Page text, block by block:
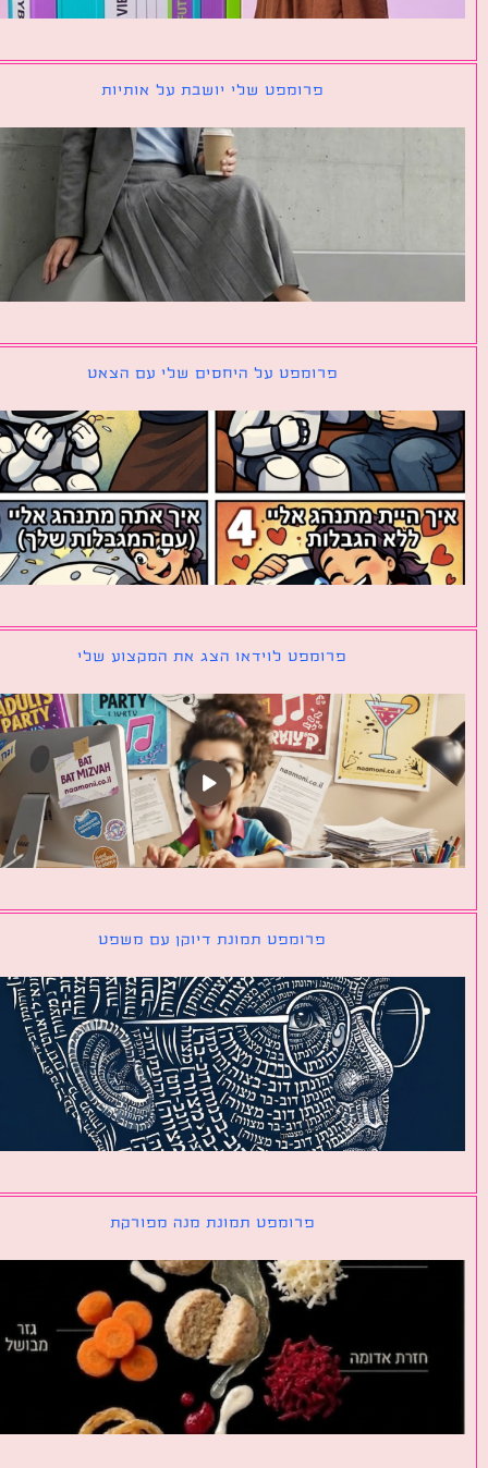
פרומפט שלי יושבת על אותיות
פרומפט על היחסים שלי עם הצאט
פרומפט לוידאו הצג את המקצוע שלי
פרומפט תמונת דיוקן עם משפט
פרומפט תמונת מנה מפורקת